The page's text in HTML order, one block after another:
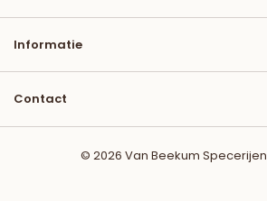
Informatie
Contact
© 2026 Van Beekum Specerijen